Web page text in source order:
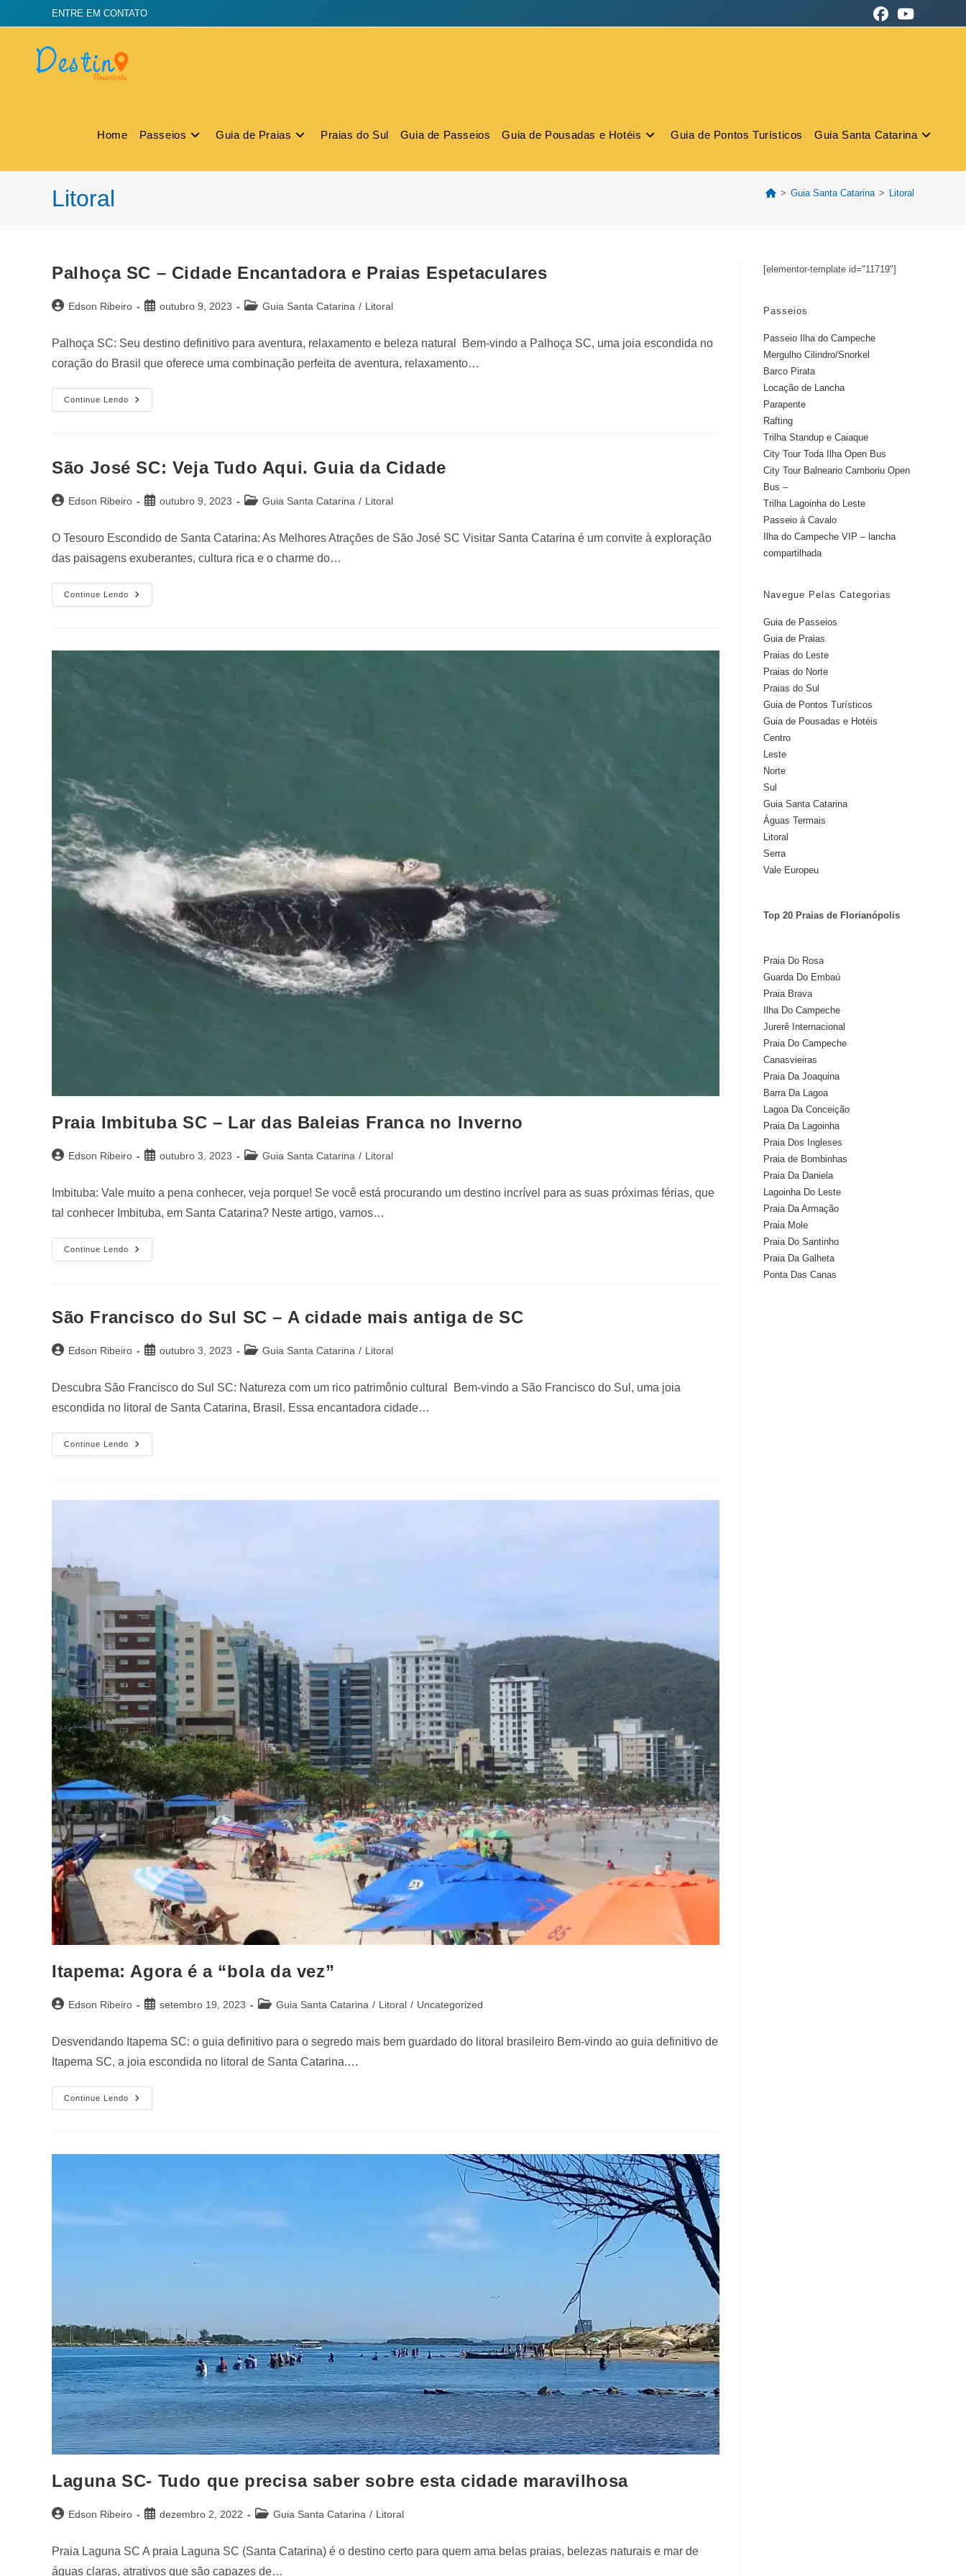
ENTRE EM CONTATO
Home Passeios Guia de Praias Praias do Sul Guia de Passeios Guia de Pousadas e Hotéis Guia de Pontos Turísticos Guia Santa Catarina
Litoral > Guia Santa Catarina > Litoral
Palhoça SC – Cidade Encantadora e Praias Espetaculares
Edson Ribeiro outubro 9, 2023 Guia Santa Catarina / Litoral
Palhoça SC: Seu destino definitivo para aventura, relaxamento e beleza natural Bem-vindo a Palhoça SC, uma joia escondida no
coração do Brasil que oferece uma combinação perfeita de aventura, relaxamento…
Continue Lendo
São José SC: Veja Tudo Aqui. Guia da Cidade
Edson Ribeiro outubro 9, 2023 Guia Santa Catarina / Litoral
O Tesouro Escondido de Santa Catarina: As Melhores Atrações de São José SC Visitar Santa Catarina é um convite à exploração
das paisagens exuberantes, cultura rica e o charme do…
Continue Lendo
Praia Imbituba SC – Lar das Baleias Franca no Inverno
Edson Ribeiro outubro 3, 2023 Guia Santa Catarina / Litoral
Imbituba: Vale muito a pena conhecer, veja porque! Se você está procurando um destino incrível para as suas próximas férias, que
tal conhecer Imbituba, em Santa Catarina? Neste artigo, vamos…
Continue Lendo
São Francisco do Sul SC – A cidade mais antiga de SC
Edson Ribeiro outubro 3, 2023 Guia Santa Catarina / Litoral
Descubra São Francisco do Sul SC: Natureza com um rico patrimônio cultural Bem-vindo a São Francisco do Sul, uma joia
escondida no litoral de Santa Catarina, Brasil. Essa encantadora cidade…
Continue Lendo
Itapema: Agora é a “bola da vez”
Edson Ribeiro setembro 19, 2023 Guia Santa Catarina / Litoral / Uncategorized
Desvendando Itapema SC: o guia definitivo para o segredo mais bem guardado do litoral brasileiro Bem-vindo ao guia definitivo de
Itapema SC, a joia escondida no litoral de Santa Catarina.…
Continue Lendo
Laguna SC- Tudo que precisa saber sobre esta cidade maravilhosa
Edson Ribeiro dezembro 2, 2022 Guia Santa Catarina / Litoral
Praia Laguna SC A praia Laguna SC (Santa Catarina) é o destino certo para quem ama belas praias, belezas naturais e mar de
águas claras, atrativos que são capazes de…
[elementor-template id="11719"]
Passeios
Passeio Ilha do Campeche
Mergulho Cilindro/Snorkel
Barco Pirata
Locação de Lancha
Parapente
Rafting
Trilha Standup e Caiaque
City Tour Toda Ilha Open Bus
City Tour Balneario Camboriu Open
Bus –
Trilha Lagoinha do Leste
Passeio á Cavalo
Ilha do Campeche VIP – lancha
compartilhada
Navegue Pelas Categorias
Guia de Passeios
Guia de Praias
Praias do Leste
Praias do Norte
Praias do Sul
Guia de Pontos Turísticos
Guia de Pousadas e Hotéis
Centro
Leste
Norte
Sul
Guia Santa Catarina
Águas Termais
Litoral
Serra
Vale Europeu
Top 20 Praias de Florianópolis
Praia Do Rosa
Guarda Do Embaú
Praia Brava
Ilha Do Campeche
Jurerê Internacional
Praia Do Campeche
Canasvieiras
Praia Da Joaquina
Barra Da Lagoa
Lagoa Da Conceição
Praia Da Lagoinha
Praia Dos Ingleses
Praia de Bombinhas
Praia Da Daniela
Lagoinha Do Leste
Praia Da Armação
Praia Mole
Praia Do Santinho
Praia Da Galheta
Ponta Das Canas